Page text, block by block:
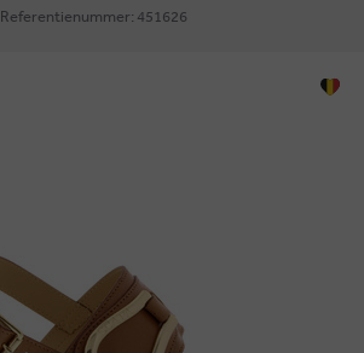
Referentienummer: 451626